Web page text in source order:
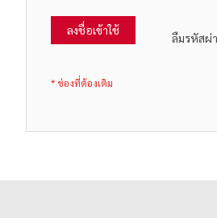
ลงชื่อเข้าใช้
ลืมรหัสผ่